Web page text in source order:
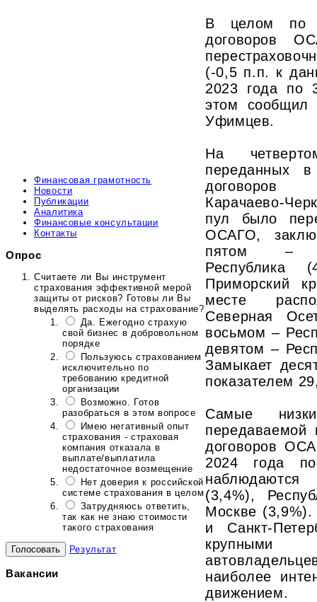
Финансовая грамотность
Новости
Публикации
Аналитика
Финансовые консультации
Контакты
Опрос
Считаете ли Вы инструмент
страхования эффективной мерой
защиты от рисков? Готовы ли Вы
выделять расходы на страхование?
Да. Ежегодно страхую
свой бизнес в добровольном
порядке
Пользуюсь страхованием
исключительно по
требованию кредитной
организации
Возможно. Готов
разобраться в этом вопросе
Имею негативный опыт
страхования - страховая
компания отказала в
выплате/выплатила
недостаточное возмещение
Нет доверия к российской
системе страхования в целом
Затрудняюсь ответить,
так как не знаю стоимости
такого страхования
Результат
Вакансии
В целом по
договоров
(-0,5 п.п. к
2023 года по
этом сообщил
Уфимцев.
На
переданных в
Карачаево-
пул было
ОСАГО,
пятом –
Приморский
месте
Северная
восьмом –
девятом –
Замыкает
показателем
Самые
передаваемой
договоров
2024 года
наблюдаются
(3,4%),
Москве
и Санкт-
наиболее
движением.